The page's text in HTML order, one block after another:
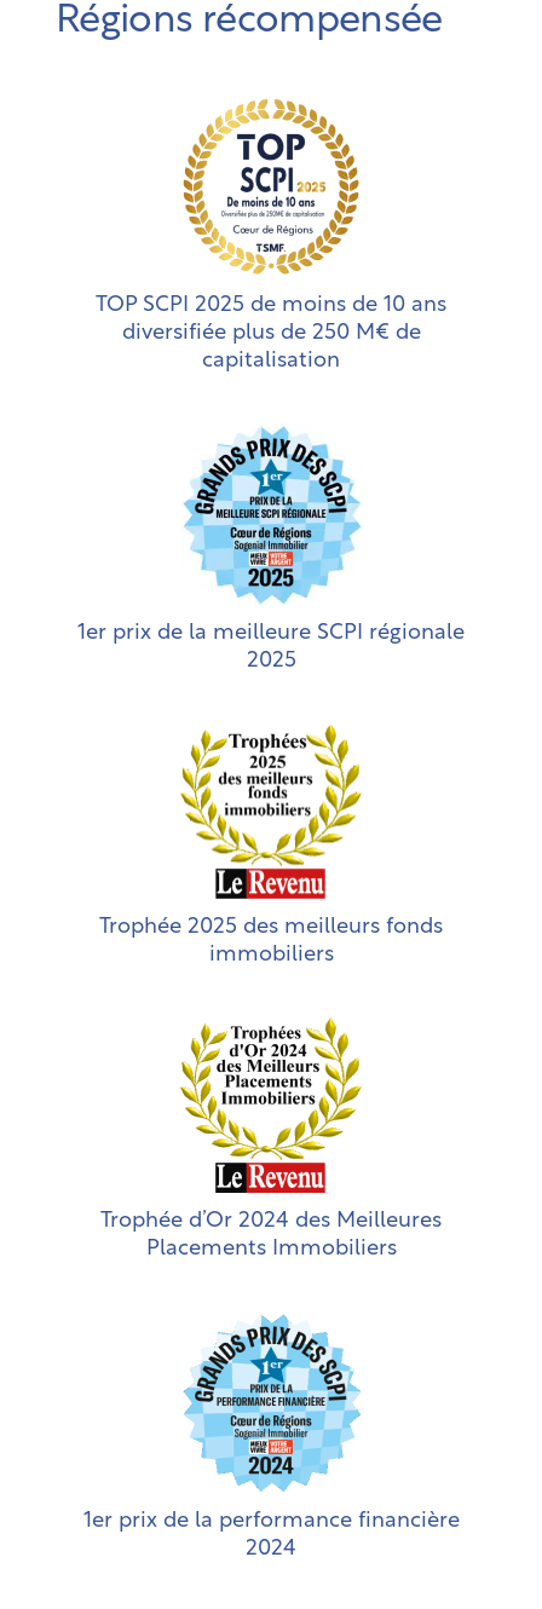
Régions récompensée
TOP SCPI 2025 de moins de 10 ans
diversifiée plus de 250 M€ de
capitalisation
1er prix de la meilleure SCPI régionale
2025
Trophée 2025 des meilleurs fonds
immobiliers
Trophée d’Or 2024 des Meilleures
Placements Immobiliers
1er prix de la performance financière
2024